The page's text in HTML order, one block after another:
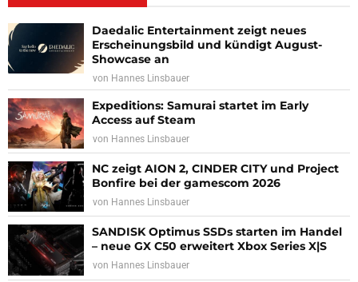
Daedalic Entertainment zeigt neues
Erscheinungsbild und kündigt August-
Showcase an
von Hannes Linsbauer
Expeditions: Samurai startet im Early
Access auf Steam
von Hannes Linsbauer
NC zeigt AION 2, CINDER CITY und Project
Bonfire bei der gamescom 2026
von Hannes Linsbauer
SANDISK Optimus SSDs starten im Handel
– neue GX C50 erweitert Xbox Series X|S
von Hannes Linsbauer